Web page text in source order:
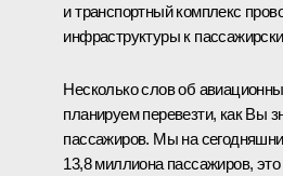
и транспортный комплекс
инфраструктуры к
Несколько слов об
планируем перевезти, как Вы
пассажиров. Мы на
13,8 миллиона пассажиров,